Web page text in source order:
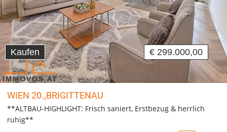
Kaufen € 299.000,00
WIEN 20.,BRIGITTENAU
**ALTBAU-HIGHLIGHT: Frisch saniert, Erstbezug & herrlich
ruhig**